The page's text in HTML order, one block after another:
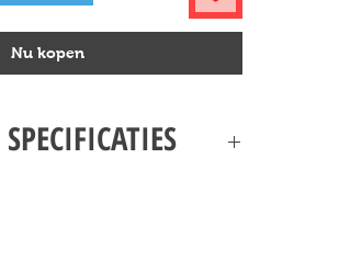
Nu kopen